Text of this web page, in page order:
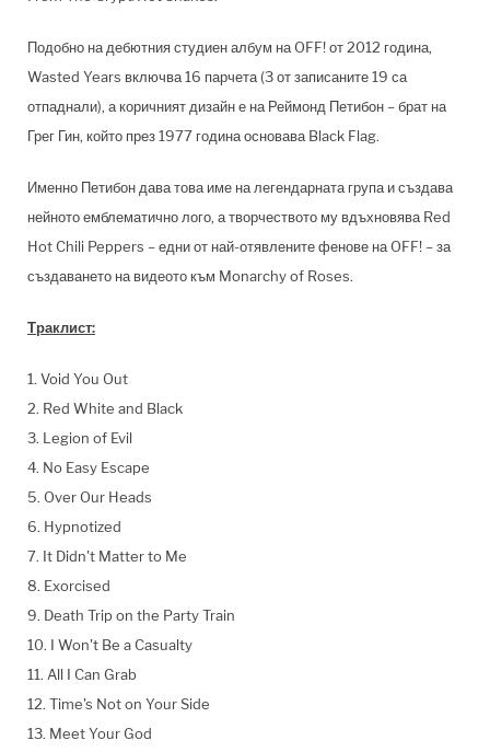
Подобно на дебютния студиен албум на OFF! от 2012 година,
Wasted Years включва 16 парчета (3 от записаните 19 са
отпаднали), а коричният дизайн е на Реймонд Петибон – брат на
Грег Гин, който през 1977 година основава Black Flag.
Именно Петибон дава това име на легендарната група и създава
нейното емблематично лого, а творчеството му вдъхновява Red
Hot Chili Peppers – едни от най-отявлените фенове на OFF! – за
създаването на видеото към Monarchy of Roses.
Траклист:
1. Void You Out
2. Red White and Black
3. Legion of Evil
4. No Easy Escape
5. Over Our Heads
6. Hypnotized
7. It Didn't Matter to Me
8. Exorcised
9. Death Trip on the Party Train
10. I Won't Be a Casualty
11. All I Can Grab
12. Time's Not on Your Side
13. Meet Your God